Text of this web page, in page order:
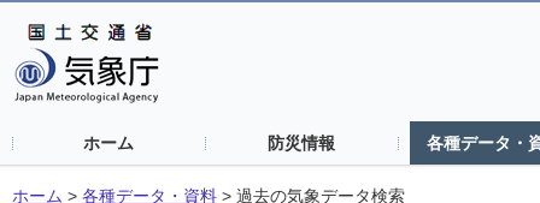
ホーム 防災情報 各種データ・
ホーム > 各種データ・資料 > 過去の気象データ検索